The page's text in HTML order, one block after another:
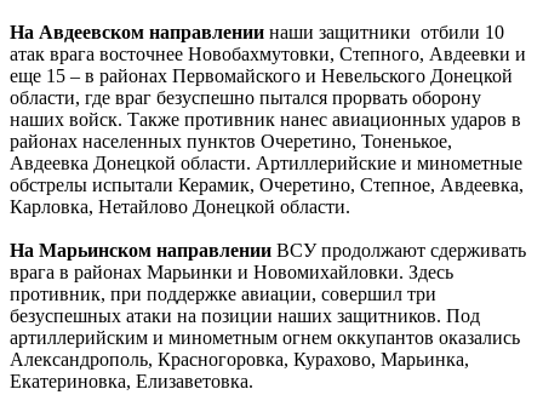
На Авдеевском направлении наши защитники отбили 10
атак врага восточнее Новобахмутовки, Степного, Авдеевки и
еще 15 – в районах Первомайского и Невельского Донецкой
области, где враг безуспешно пытался прорвать оборону
наших войск. Также противник нанес авиационных ударов в
районах населенных пунктов Очеретино, Тоненькое,
Авдеевка Донецкой области. Артиллерийские и минометные
обстрелы испытали Керамик, Очеретино, Степное, Авдеевка,
Карловка, Нетайлово Донецкой области.
На Марьинском направлении ВСУ продолжают сдерживать
врага в районах Марьинки и Новомихайловки. Здесь
противник, при поддержке авиации, совершил три
безуспешных атаки на позиции наших защитников. Под
артиллерийским и минометным огнем оккупантов оказались
Александрополь, Красногоровка, Курахово, Марьинка,
Екатериновка, Елизаветовка.